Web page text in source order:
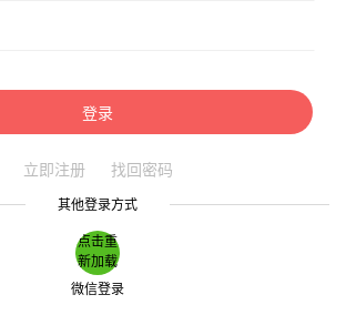
登录
立即注册 找回密码
其他登录方式
点击重
新加载
微信登录